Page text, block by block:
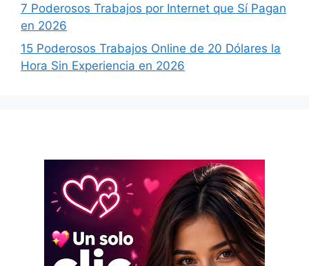
7 Poderosos Trabajos por Internet que Sí Pagan
en 2026
15 Poderosos Trabajos Online de 20 Dólares la
Hora Sin Experiencia en 2026